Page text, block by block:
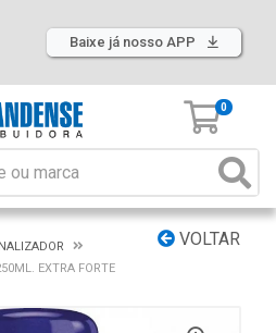
Baixe já nosso APP
0
VOLTAR
EXTRA FORTE